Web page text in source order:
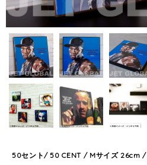
50セント/ 50 CENT / Mサイズ 26cm